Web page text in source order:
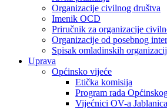
Organizacije civilnog društva
Imenik OCD
Priručnik za organizacije
Organizacije od posebnog
Spisak omladinskih
Uprava
Općinsko vijeće
Etička komisija
Program rada
Vijećnici OV-a Jablanica